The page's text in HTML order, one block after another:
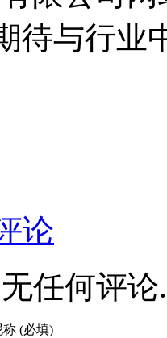
待与行业
论
任何评论.
称 (必填)